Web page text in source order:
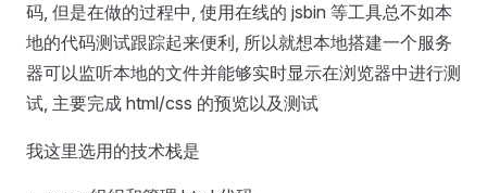
码, 但是在做的过程中, 使用在线的 jsbin 等工具总不如本
地的代码测试跟踪起来便利, 所以就想本地搭建一个服务
器可以监听本地的文件并能够实时显示在浏览器中进行测
试, 主要完成 html/css 的预览以及测试
我这里选用的技术栈是